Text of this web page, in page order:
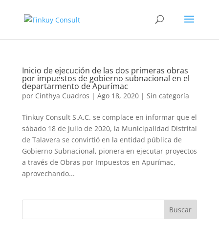
Inicio de ejecución de las dos primeras obras
por impuestos de gobierno subnacional en el
departarmento de Apurímac
por Cinthya Cuadros | Ago 18, 2020| Sin categoría
Tinkuy Consult S.A.C. se complace en informar que el
sábado 18 de julio de 2020, la Municipalidad Distrital
de Talavera se convirtió en la entidad pública de
Gobierno Subnacional, pionera en ejecutar proyectos
a través de Obras por Impuestos en Apurímac,
aprovechando...
Buscar